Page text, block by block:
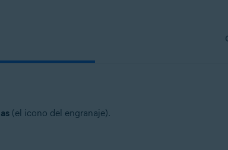
(el icono del engranaje).